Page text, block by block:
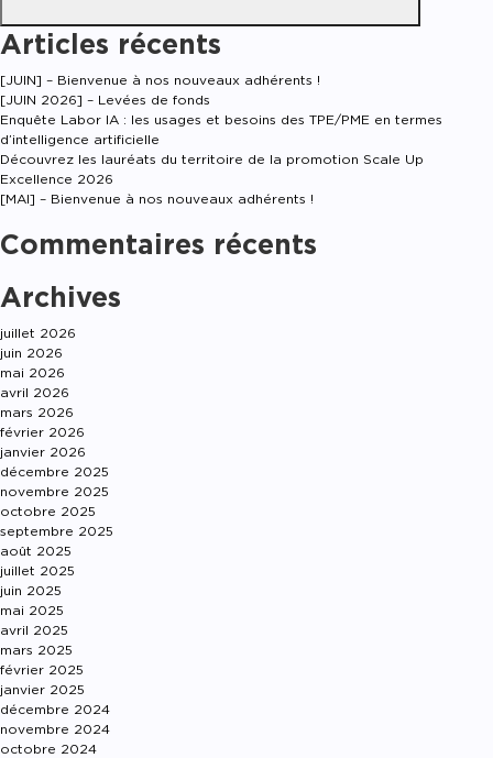
Articles récents
[JUIN] – Bienvenue à nos nouveaux adhérents !
[JUIN 2026] – Levées de fonds
Enquête Labor IA : les usages et besoins des TPE/PME en termes
d’intelligence artificielle
Découvrez les lauréats du territoire de la promotion Scale Up
Excellence 2026
[MAI] – Bienvenue à nos nouveaux adhérents !
Commentaires récents
Archives
juillet 2026
juin 2026
mai 2026
avril 2026
mars 2026
février 2026
janvier 2026
décembre 2025
novembre 2025
octobre 2025
septembre 2025
août 2025
juillet 2025
juin 2025
mai 2025
avril 2025
mars 2025
février 2025
janvier 2025
décembre 2024
novembre 2024
octobre 2024